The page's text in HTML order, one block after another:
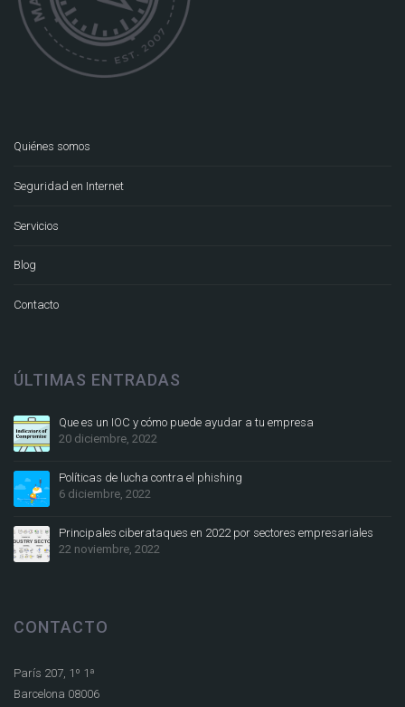
Quiénes somos
Seguridad en Internet
Servicios
Blog
Contacto
ÚLTIMAS ENTRADAS
Que es un IOC y cómo puede ayudar a tu empresa
20 diciembre, 2022
Políticas de lucha contra el phishing
6 diciembre, 2022
Principales ciberataques en 2022 por sectores empresariales
22 noviembre, 2022
CONTACTO
París 207, 1º 1ª
Barcelona 08006